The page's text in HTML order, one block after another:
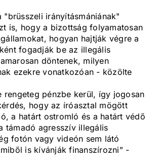
"brüsszeli irányításmániának"
is, hogy a bizottság folyamatosan
hogyan hajtják végre a
fogadják be az illegális
döntenek, milyen
ezekre vonatkozóan - közölte
rengeteg pénzbe kerül, így jogosan
hogy az íróasztal mögött
a határt ostromló és a határt védő
támadó agresszív illegális
fotón vagy videón sem látó
is kívánják finanszírozni" -